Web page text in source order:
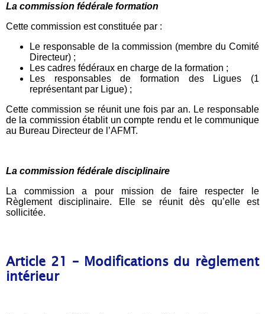
La commission fédérale formation
Cette commission est constituée par :
Le responsable de la commission (membre du Comité
Directeur) ;
Les cadres fédéraux en charge de la formation ;
Les responsables de formation des Ligues (1
représentant par Ligue) ;
Cette commission se réunit une fois par an. Le responsable
de la commission établit un compte rendu et le communique
au Bureau Directeur de l’AFMT.
La commission fédérale disciplinaire
La commission a pour mission de faire respecter le
Règlement disciplinaire. Elle se réunit dès qu’elle est
sollicitée.
Article 21 – Modifications du règlement
intérieur